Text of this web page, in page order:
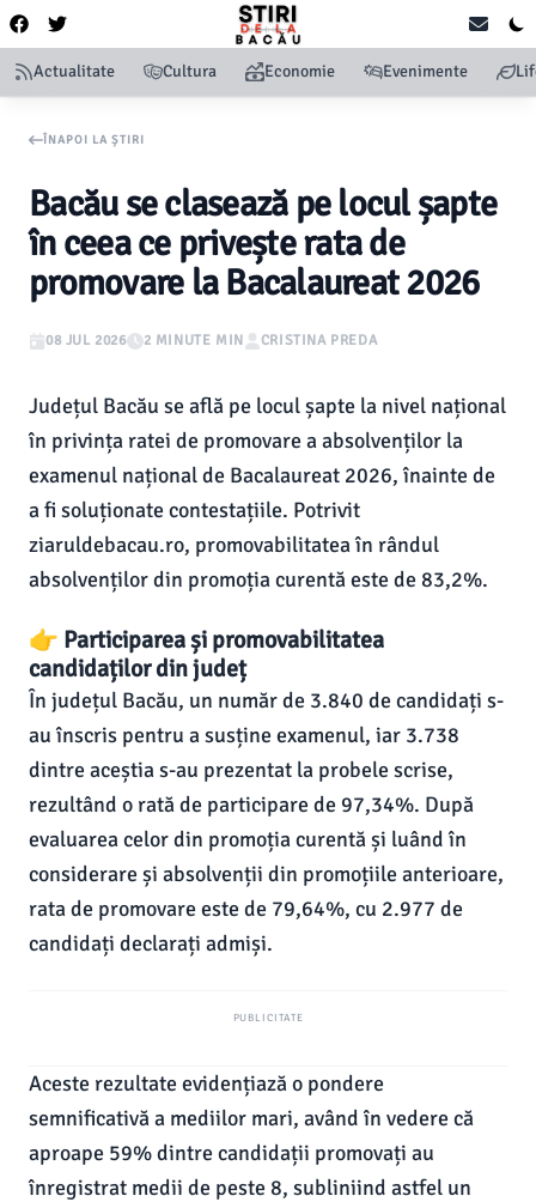
Actualitate Cultura Economie Evenimente
ÎNAPOI LA ȘTIRI
Bacău se clasează pe locul șapte
în ceea ce privește rata de
promovare la Bacalaureat 2026
08 JUL 2026 2 MINUTE MIN CRISTINA PREDA
Județul Bacău se află pe locul șapte la nivel național
în privința ratei de promovare a absolvenților la
examenul național de Bacalaureat 2026, înainte de
a fi soluționate contestațiile. Potrivit
ziaruldebacau.ro, promovabilitatea în rândul
absolvenților din promoția curentă este de 83,2%.
👉 Participarea și promovabilitatea
candidaților din județ
În județul Bacău, un număr de 3.840 de candidați s-
au înscris pentru a susține examenul, iar 3.738
dintre aceștia s-au prezentat la probele scrise,
rezultând o rată de participare de 97,34%. După
evaluarea celor din promoția curentă și luând în
considerare și absolvenții din promoțiile anterioare,
rata de promovare este de 79,64%, cu 2.977 de
candidați declarați admiși.
PUBLICITATE
Aceste rezultate evidențiază o pondere
semnificativă a mediilor mari, având în vedere că
aproape 59% dintre candidații promovați au
înregistrat medii de peste 8, subliniind astfel un